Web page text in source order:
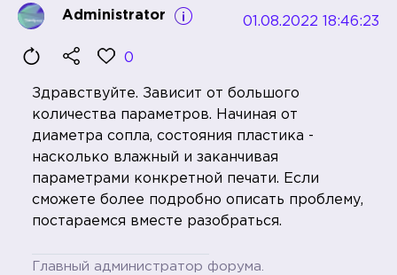
Administrator 01.08.2022 18:46:23
0
Здравствуйте. Зависит от большого
количества параметров. Начиная от
диаметра сопла, состояния пластика -
насколько влажный и заканчивая
параметрами конкретной печати. Если
сможете более подробно описать проблему,
постараемся вместе разобраться.
Главный администратор форума.